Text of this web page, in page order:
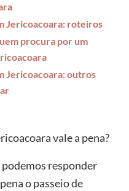
Jericoacoara: roteiros
procura por um
Jericoacoara: outros
vale a pena?
responder
o passeio de